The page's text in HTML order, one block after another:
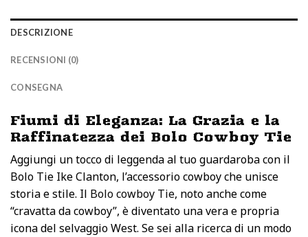
DESCRIZIONE
RECENSIONI (0)
CONSEGNA
Fiumi di Eleganza: La Grazia e la
Raffinatezza dei Bolo Cowboy Tie
Aggiungi un tocco di leggenda al tuo guardaroba con il
Bolo Tie Ike Clanton, l’accessorio cowboy che unisce
storia e stile. Il Bolo cowboy Tie, noto anche come
“cravatta da cowboy”, è diventato una vera e propria
icona del selvaggio West. Se sei alla ricerca di un modo